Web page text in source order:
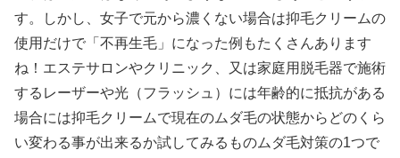
す。しかし、女子で元から濃くない場合は抑毛クリームの
使用だけで「不再生毛」になった例もたくさんあります
ね！エステサロンやクリニック、又は家庭用脱毛器で施術
するレーザーや光（フラッシュ）には年齢的に抵抗がある
場合には抑毛クリームで現在のムダ毛の状態からどのくら
い変わる事が出来るか試してみるものムダ毛対策の1つで